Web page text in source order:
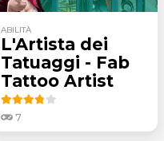
ABILITÀ
L'Artista dei
Tatuaggi - Fab
Tattoo Artist
7